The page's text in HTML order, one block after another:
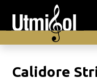
Calidore